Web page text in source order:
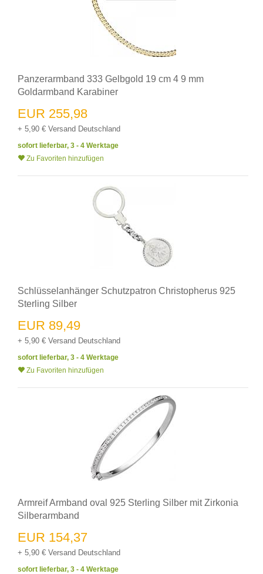
Panzerarmband 333 Gelbgold 19 cm 4 9 mm
Goldarmband Karabiner
EUR 255,98
+ 5,90 € Versand Deutschland
sofort lieferbar, 3 - 4 Werktage
Zu Favoriten hinzufügen
Schlüsselanhänger Schutzpatron Christopherus 925
Sterling Silber
EUR 89,49
+ 5,90 € Versand Deutschland
sofort lieferbar, 3 - 4 Werktage
Zu Favoriten hinzufügen
Armreif Armband oval 925 Sterling Silber mit Zirkonia
Silberarmband
EUR 154,37
+ 5,90 € Versand Deutschland
sofort lieferbar, 3 - 4 Werktage